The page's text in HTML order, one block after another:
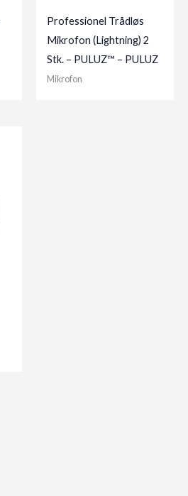
Professionel Trådløs
Mikrofon (Lightning) 2
Stk. – PULUZ™ – PULUZ
Mikrofon